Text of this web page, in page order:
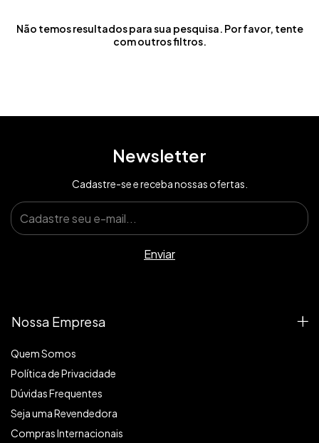
Não temos resultados para sua pesquisa. Por favor, tente
com outros filtros.
Newsletter
Cadastre-se e receba nossas ofertas.
Nossa Empresa
Quem Somos
Política de Privacidade
Dúvidas Frequentes
Seja uma Revendedora
Compras Internacionais